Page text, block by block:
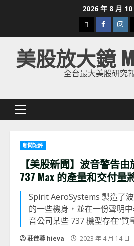
2026 年 8 月 10
下
載
美
股
美股放大鏡
全台最大美股研究
Primary
新聞短評
【美股新聞】波音警告
737 Max 的產量和交付量
Spirit AeroSystems 製造了
的一些機身，並在一份聲明
音公司某些 737 機型存在“質
莊佳蓉 hieva 2023 年 4 月 14 日